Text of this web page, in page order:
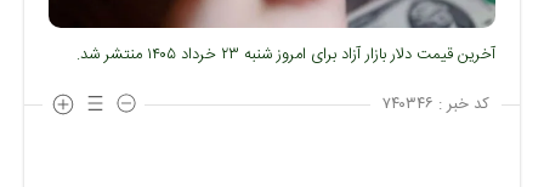
آخرین قیمت دلار بازار آزاد برای امروز شنبه ۲۳ خرداد ۱۴۰۵ منتشر شد.
کد خبر : ۷۴۰۳۴۶